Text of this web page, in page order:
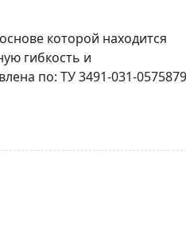
которой находится
гибкость и
по: ТУ 3491-031-